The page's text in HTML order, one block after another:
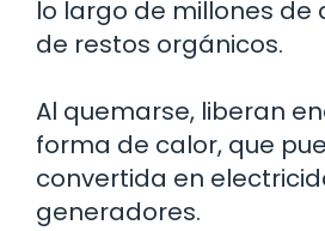
lo largo de millones de
de restos orgánicos.
Al quemarse, liberan
forma de calor, que
convertida en
generadores.